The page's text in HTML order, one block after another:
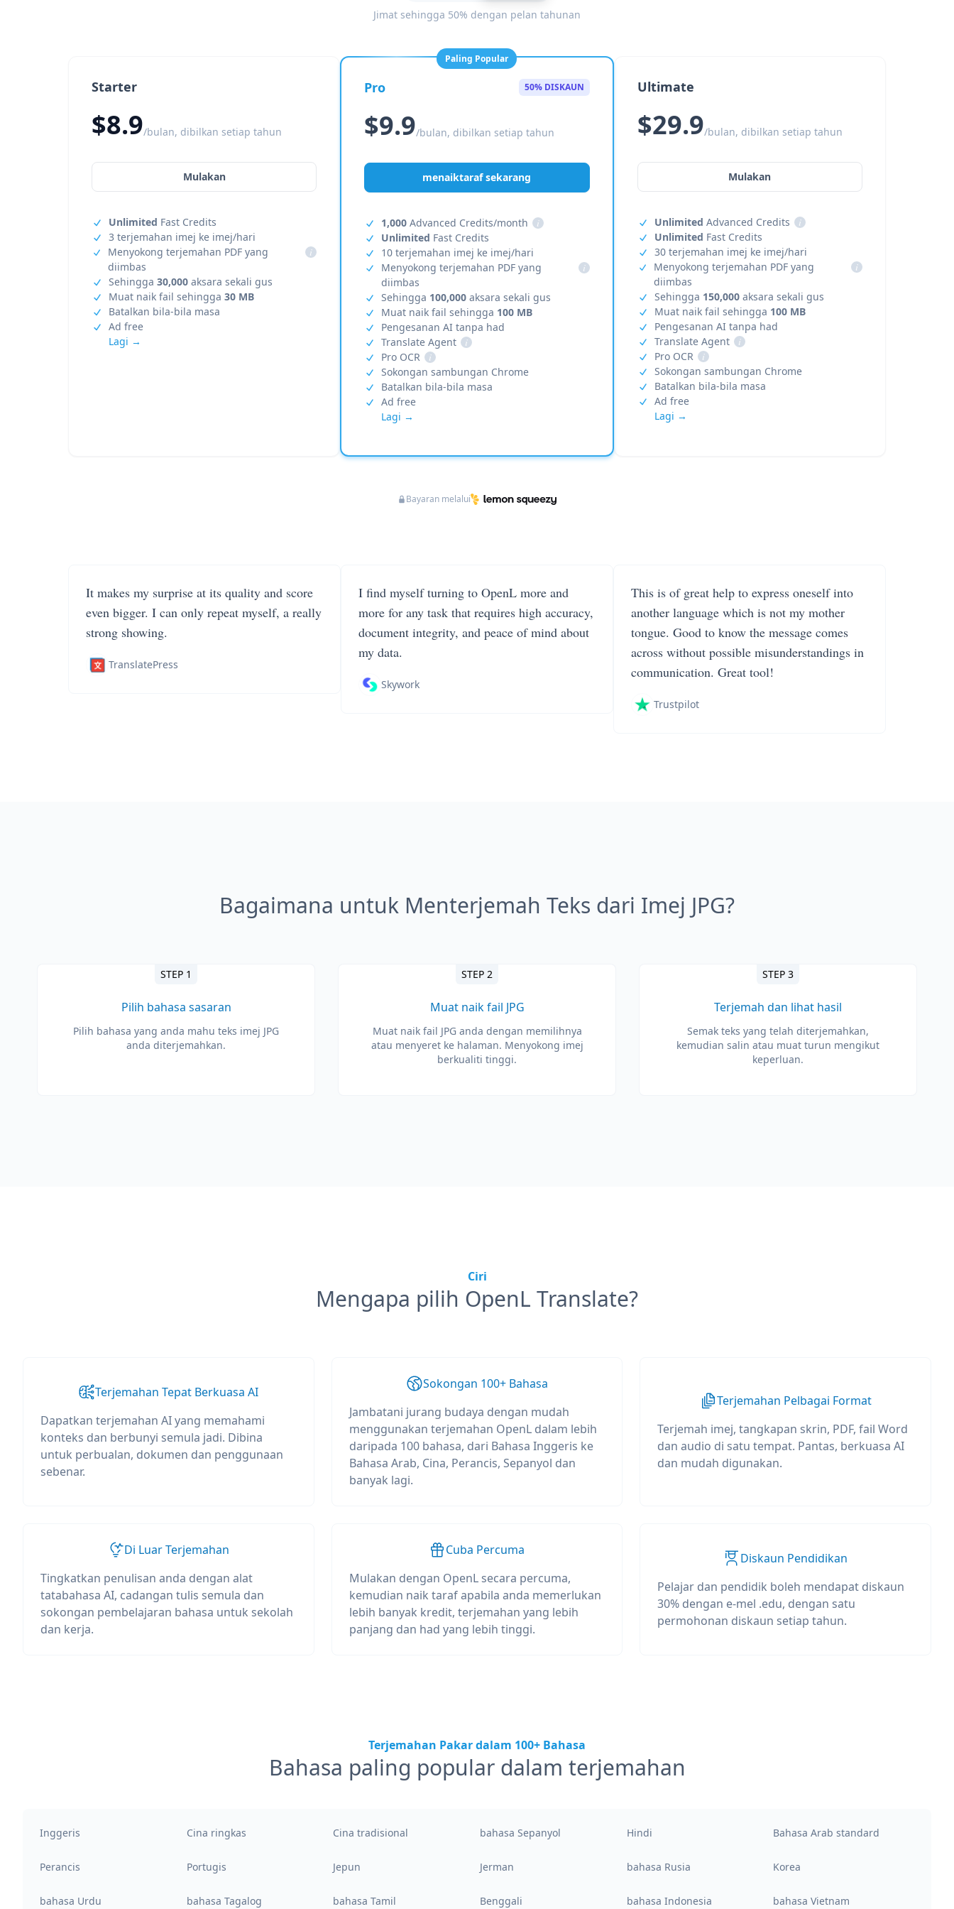
Jimat sehingga 50% dengan pelan tahunan
Starter
$8.9/bulan, dibilkan setiap tahun
Mulakan
Unlimited Fast Credits
3 terjemahan imej ke imej/hari
Menyokong terjemahan PDF yang
diimbas
i
Sehingga 30,000 aksara sekali gus
Muat naik fail sehingga 30 MB
Batalkan bila-bila masa
Ad free
Lagi →
Paling Popular
Pro 50% DISKAUN
$9.9/bulan, dibilkan setiap tahun
menaiktaraf sekarang
1,000 Advanced Credits/month
i
Unlimited Fast Credits
10 terjemahan imej ke imej/hari
Menyokong terjemahan PDF yang
diimbas
i
Sehingga 100,000 aksara sekali gus
Muat naik fail sehingga 100 MB
Pengesanan AI tanpa had
Translate Agent
i
Pro OCR
i
Sokongan sambungan Chrome
Batalkan bila-bila masa
Ad free
Lagi →
Ultimate
$29.9/bulan, dibilkan setiap tahun
Mulakan
Unlimited Advanced Credits
i
Unlimited Fast Credits
30 terjemahan imej ke imej/hari
Menyokong terjemahan PDF yang
diimbas
i
Sehingga 150,000aksara sekali gus
Muat naik fail sehingga 100 MB
Pengesanan AI tanpa had
Translate Agent
i
Pro OCR
i
Sokongan sambungan Chrome
Batalkan bila-bila masa
Ad free
Lagi →
Bayaran melalui
It makes my surprise at its quality and score
even bigger. I can only repeat myself, a really
strong showing.
TranslatePress
I find myself turning to OpenL more and
more for any task that requires high accuracy,
document integrity, and peace of mind about
my data.
Skywork
This is of great help to express oneself into
another language which is not my mother
tongue. Good to know the message comes
across without possible misunderstandings in
communication. Great tool!
Trustpilot
Bagaimana untuk Menterjemah Teks dari Imej JPG?
STEP 1
Pilih bahasa sasaran
Pilih bahasa yang anda mahu teks imej JPG
anda diterjemahkan.
STEP 2
Muat naik fail JPG
Muat naik fail JPG anda dengan memilihnya
atau menyeret ke halaman. Menyokong imej
berkualiti tinggi.
STEP 3
Terjemah dan lihat hasil
Semak teks yang telah diterjemahkan,
kemudian salin atau muat turun mengikut
keperluan.
Ciri
Mengapa pilih OpenL Translate?
Terjemahan Tepat Berkuasa AI
Dapatkan terjemahan AI yang memahami
konteks dan berbunyi semula jadi. Dibina
untuk perbualan, dokumen dan penggunaan
sebenar.
Sokongan 100+ Bahasa
Jambatani jurang budaya dengan mudah
menggunakan terjemahan OpenL dalam lebih
daripada 100 bahasa, dari Bahasa Inggeris ke
Bahasa Arab, Cina, Perancis, Sepanyol dan
banyak lagi.
Terjemahan Pelbagai Format
Terjemah imej, tangkapan skrin, PDF, fail Word
dan audio di satu tempat. Pantas, berkuasa AI
dan mudah digunakan.
Di Luar Terjemahan
Tingkatkan penulisan anda dengan alat
tatabahasa AI, cadangan tulis semula dan
sokongan pembelajaran bahasa untuk sekolah
dan kerja.
Cuba Percuma
Mulakan dengan OpenL secara percuma,
kemudian naik taraf apabila anda memerlukan
lebih banyak kredit, terjemahan yang lebih
panjang dan had yang lebih tinggi.
Diskaun Pendidikan
Pelajar dan pendidik boleh mendapat diskaun
30% dengan e-mel .edu, dengan satu
permohonan diskaun setiap tahun.
Terjemahan Pakar dalam 100+ Bahasa
Bahasa paling popular dalam terjemahan
Inggeris Cina ringkas Cina tradisional bahasa Sepanyol Hindi Bahasa Arab standard
Perancis Portugis Jepun Jerman bahasa Rusia Korea
bahasa Urdu bahasa Tagalog bahasa Tamil Benggali bahasa Indonesia bahasa Vietnam